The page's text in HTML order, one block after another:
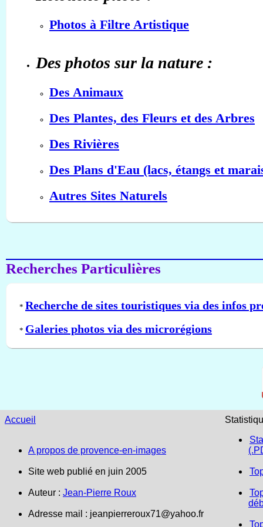
Photos à Filtre Artistique
Des photos sur la nature :
Des Animaux
Des Plantes, des Fleurs et des Arbres
Des Rivières
Des Plans d'Eau (lacs, étangs et
Autres Sites Naturels
Recherches Particulières
* Recherche de sites touristiques via des infos
* Galeries photos via des microrégions
Accueil
A propos de provence-en-images
Site web publié en juin 2005
Auteur : Jean-Pierre Roux
Adresse mail : jeanpierreroux71@yahoo.fr